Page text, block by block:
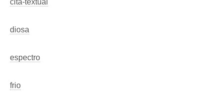
cita-textual
diosa
espectro
frio